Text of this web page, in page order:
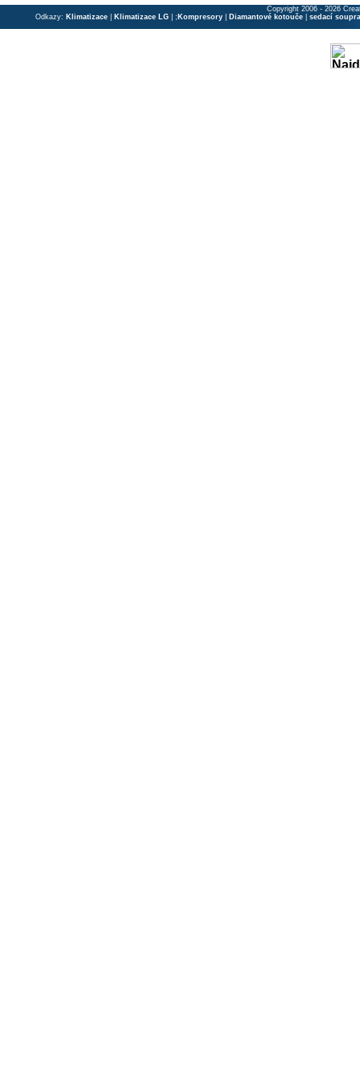
Copyright 2006 - 2026
Odkazy: Klimatizace Klimatizace LG | ; Kompresory Diamantové kotouče sedací